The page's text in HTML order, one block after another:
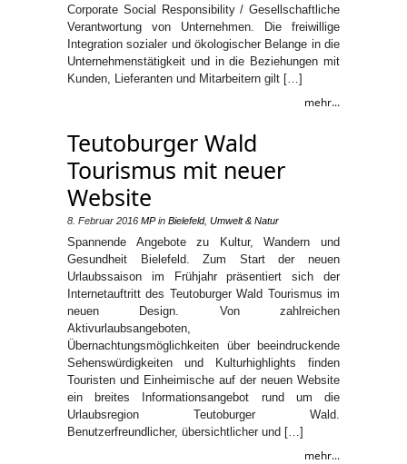
Corporate Social Responsibility / Gesellschaftliche
Verantwortung von Unternehmen. Die freiwillige
Integration sozialer und ökologischer Belange in die
Unternehmenstätigkeit und in die Beziehungen mit
Kunden, Lieferanten und Mitarbeitern gilt […]
mehr...
Teutoburger Wald
Tourismus mit neuer
Website
8. Februar 2016 MPin Bielefeld, Umwelt & Natur
Spannende Angebote zu Kultur, Wandern und
Gesundheit Bielefeld. Zum Start der neuen
Urlaubssaison im Frühjahr präsentiert sich der
Internetauftritt des Teutoburger Wald Tourismus im
neuen Design. Von zahlreichen
Aktivurlaubsangeboten,
Übernachtungsmöglichkeiten über beeindruckende
Sehenswürdigkeiten und Kulturhighlights finden
Touristen und Einheimische auf der neuen Website
ein breites Informationsangebot rund um die
Urlaubsregion Teutoburger Wald.
Benutzerfreundlicher, übersichtlicher und […]
mehr...